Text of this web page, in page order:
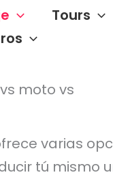
Tours
moto vs
varias
tú mismo